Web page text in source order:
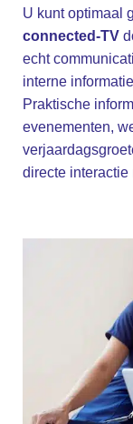
U kunt optimaal
connected-TV
echt
interne
Praktische
evenementen,
directe interactie